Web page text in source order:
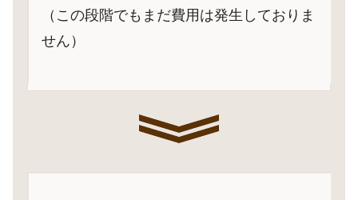
（この段階でもまだ費用は発生しておりま
せん）